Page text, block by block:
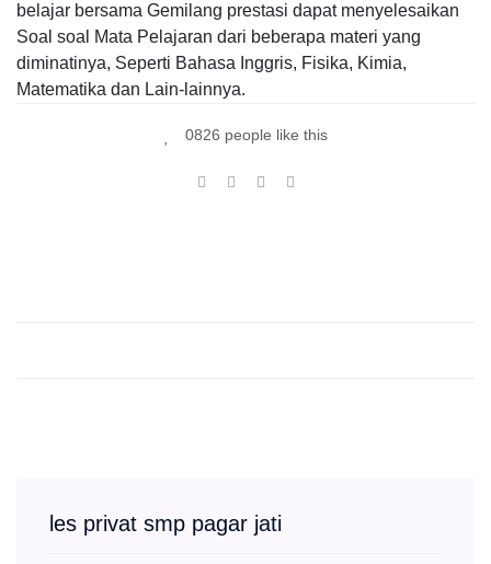
belajar bersama Gemilang prestasi dapat menyelesaikan
Soal soal Mata Pelajaran dari beberapa materi yang
diminatinya, Seperti Bahasa Inggris, Fisika, Kimia,
Matematika dan Lain-lainnya.
0826 people like this
les privat smp pagar jati